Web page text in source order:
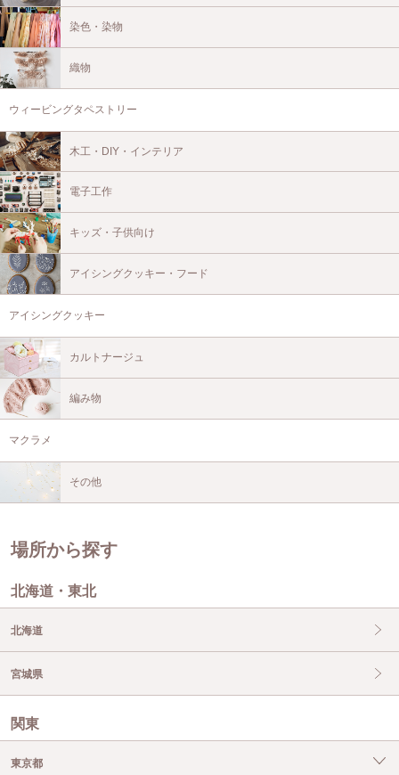
染色・染物
織物
ウィービングタペストリー
木工・DIY・インテリア
電子工作
キッズ・子供向け
アイシングクッキー・フード
アイシングクッキー
カルトナージュ
編み物
マクラメ
その他
場所から探す
北海道・東北
北海道
宮城県
関東
東京都